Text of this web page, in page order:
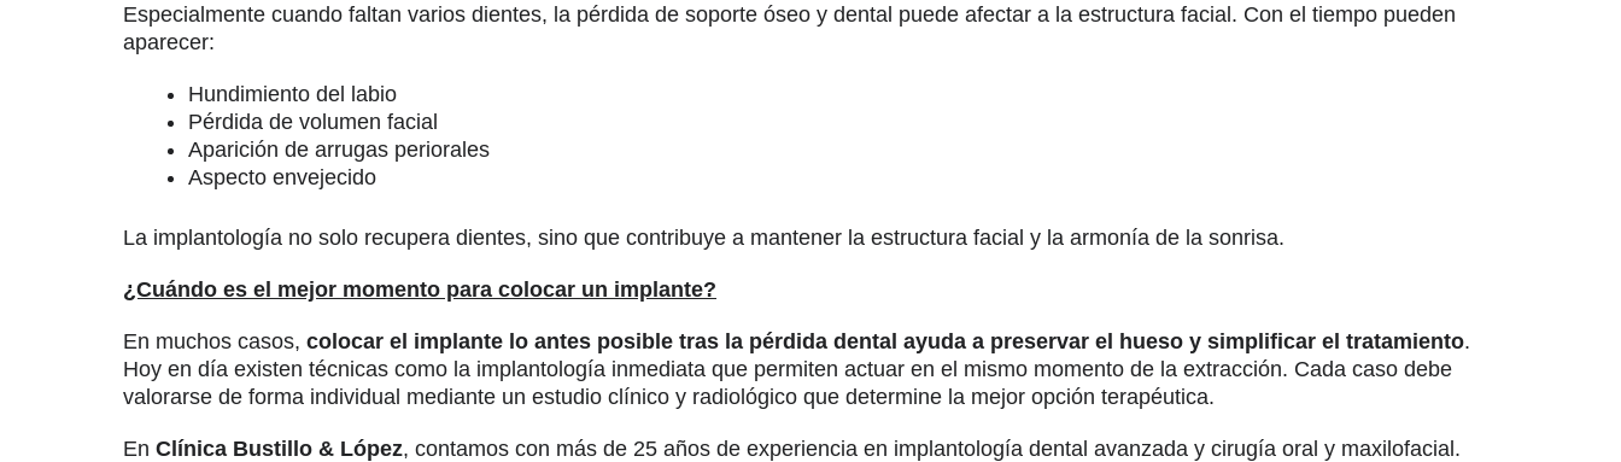
Especialmente cuando faltan varios dientes, la pérdida de soporte óseo y dental puede afectar a la estructura facial. Con el tiempo pueden
aparecer:
Hundimiento del labio
Pérdida de volumen facial
Aparición de arrugas periorales
Aspecto envejecido
La implantología no solo recupera dientes, sino que contribuye a mantener la estructura facial y la armonía de la sonrisa.
¿Cuándo es el mejor momento para colocar un implante?
En muchos casos, colocar el implante lo antes posible tras la pérdida dental ayuda a preservar el hueso y simplificar el tratamiento.
Hoy en día existen técnicas como la implantología inmediata que permiten actuar en el mismo momento de la extracción. Cada caso debe
valorarse de forma individual mediante un estudio clínico y radiológico que determine la mejor opción terapéutica.
En Clínica Bustillo & López, contamos con más de 25 años de experiencia en implantología dental avanzada y cirugía oral y maxilofacial.